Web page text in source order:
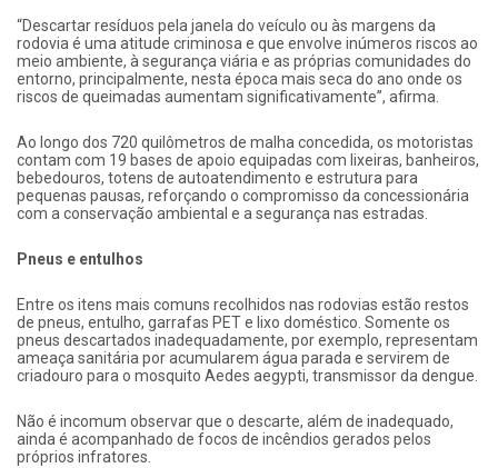
“Descartar resíduos pela janela do veículo ou às margens da
rodovia é uma atitude criminosa e que envolve inúmeros riscos ao
meio ambiente, à segurança viária e as próprias comunidades do
entorno, principalmente, nesta época mais seca do ano onde os
riscos de queimadas aumentam significativamente”, afirma.
Ao longo dos 720 quilômetros de malha concedida, os motoristas
contam com 19 bases de apoio equipadas com lixeiras, banheiros,
bebedouros, totens de autoatendimento e estrutura para
pequenas pausas, reforçando o compromisso da concessionária
com a conservação ambiental e a segurança nas estradas.
Pneus e entulhos
Entre os itens mais comuns recolhidos nas rodovias estão restos
de pneus, entulho, garrafas PET e lixo doméstico. Somente os
pneus descartados inadequadamente, por exemplo, representam
ameaça sanitária por acumularem água parada e servirem de
criadouro para o mosquito Aedes aegypti, transmissor da dengue.
Não é incomum observar que o descarte, além de inadequado,
ainda é acompanhado de focos de incêndios gerados pelos
próprios infratores.